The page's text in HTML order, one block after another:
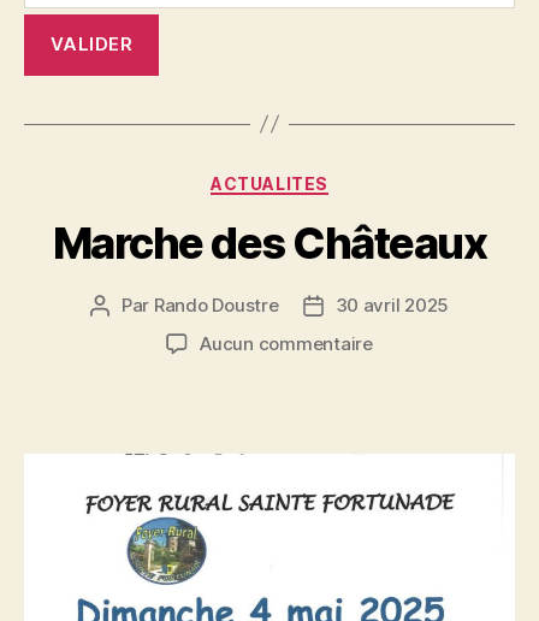
Catégories
ACTUALITES
Marche des Châteaux
Auteur
Par Rando Doustre
Date30 avril 2025
Aucun commentairesur